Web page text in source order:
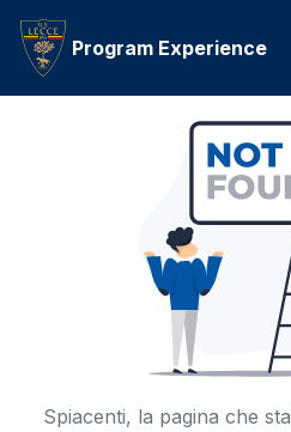
Program Experience
Spiacenti, la pagina che